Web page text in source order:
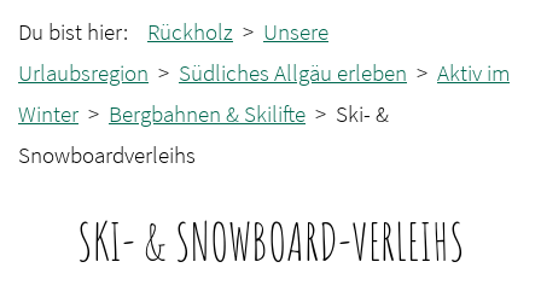
Du bist hier: Rückholz > Unsere
Urlaubsregion > Südliches Allgäu erleben > Aktiv im
Winter > Bergbahnen & Skilifte > Ski- &
Snowboardverleihs
SKI- & SNOWBOARD-VERLEIHS